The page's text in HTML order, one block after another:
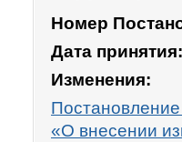
Номер
Дата
Изменения:
«О внесении